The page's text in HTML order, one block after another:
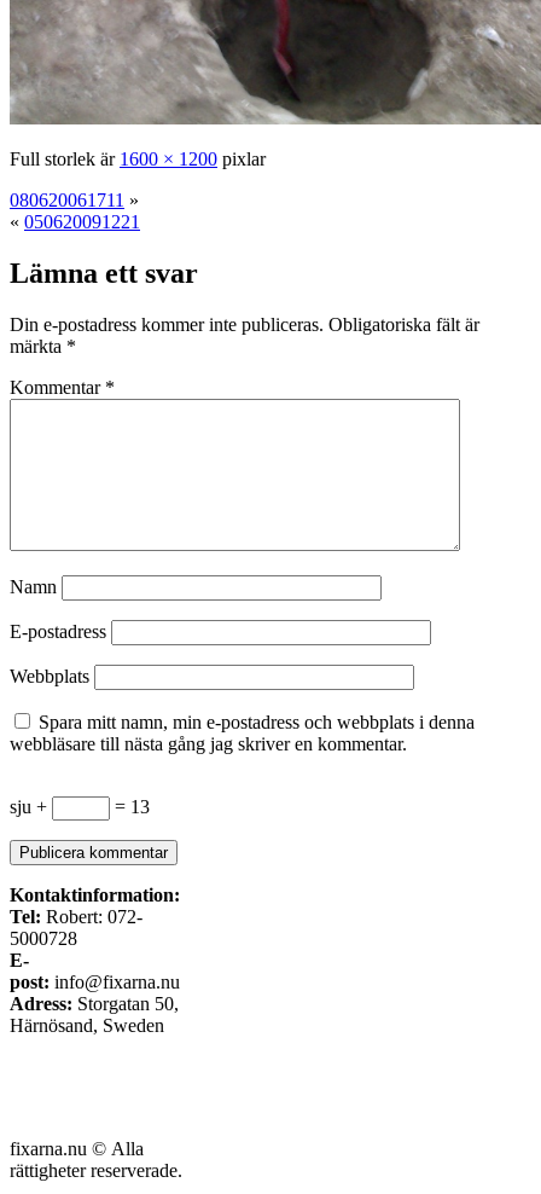
Full storlek är 1600 × 1200 pixlar
080620061711 »
« 050620091221
Lämna ett svar
Din e-postadress kommer inte publiceras. Obligatoriska fält är
märkta *
Kommentar *
Namn
E-postadress
Webbplats
Spara mitt namn, min e-postadress och webbplats i denna
webbläsare till nästa gång jag skriver en kommentar.
sju + = 13
Kontaktinformation:
Tel: Robert: 072-
5000728
E-
post: info@fixarna.nu
Adress: Storgatan 50,
Härnösand, Sweden
fixarna.nu © Alla
rättigheter reserverade.